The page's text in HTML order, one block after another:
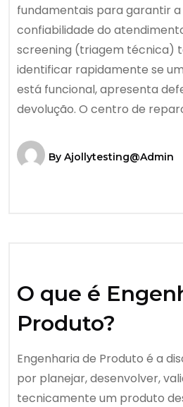
fundamentais para garantir a
confiabilidade do
screening (triagem técnica)
identificar rapidamente se
está funcional, apresenta
devolução. O centro de
By Ajollytesting@admin
O que é
Produto?
Engenharia de Produto é a
por planejar, desenvolver,
tecnicamente um produto